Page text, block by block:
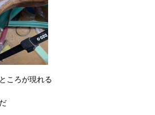
ころが現れる